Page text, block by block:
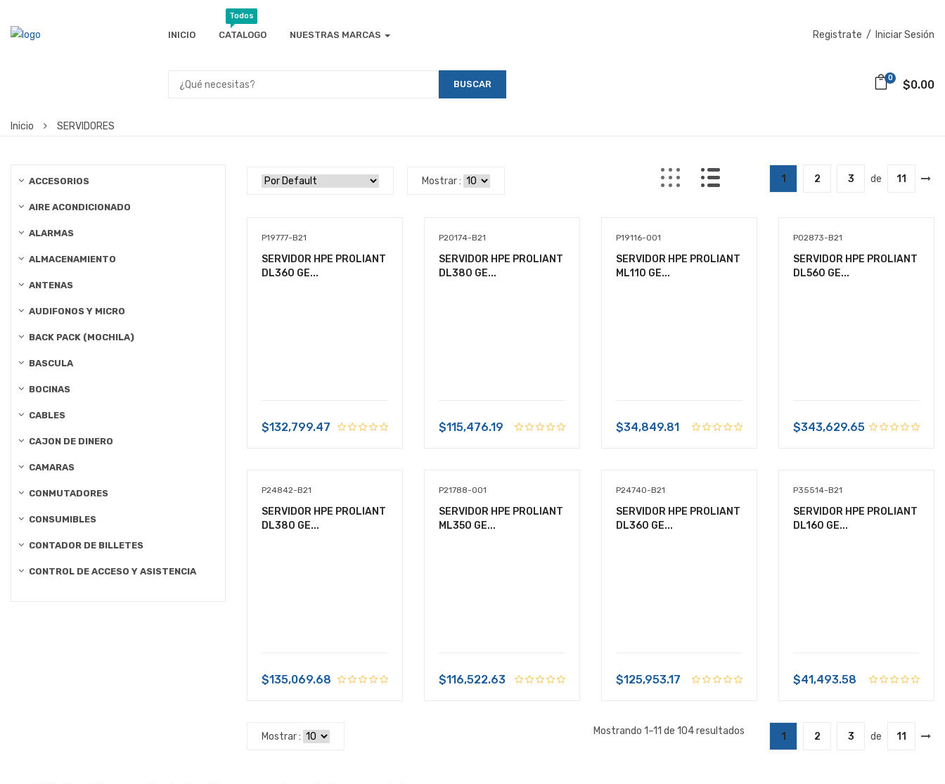
INICIO
Todos
CATALOGO NUESTRAS MARCAS Registrate / Iniciar Sesión
BUSCAR $0.00
0
Inicio SERVIDORES
ACCESORIOS
AIRE ACONDICIONADO
ALARMAS
ALMACENAMIENTO
ANTENAS
AUDIFONOS Y MICRO
BACK PACK (MOCHILA)
BASCULA
BOCINAS
CABLES
CAJON DE DINERO
CAMARAS
CONMUTADORES
CONSUMIBLES
CONTADOR DE BILLETES
CONTROL DE ACCESO Y ASISTENCIA
Mostrar : 1 2 3 de 11
P19777-B21
SERVIDOR HPE PROLIANT
DL360 GE...
$132,799.47
P20174-B21
SERVIDOR HPE PROLIANT
DL380 GE...
$115,476.19
P19116-001
SERVIDOR HPE PROLIANT
ML110 GE...
$34,849.81
P02873-B21
SERVIDOR HPE PROLIANT
DL560 GE...
$343,629.65
P24842-B21
SERVIDOR HPE PROLIANT
DL380 GE...
$135,069.68
P21788-001
SERVIDOR HPE PROLIANT
ML350 GE...
$116,522.63
P24740-B21
SERVIDOR HPE PROLIANT
DL360 GE...
$125,953.17
P35514-B21
SERVIDOR HPE PROLIANT
DL160 GE...
$41,493.58
Mostrar : Mostrando 1–11 de 104 resultados 1 2 3 de 11